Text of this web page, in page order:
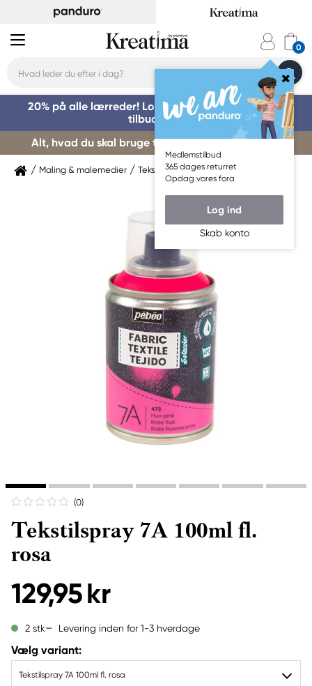
Medlemstilbud
365 dages returret
Opdag vores fora
Log ind
Skab konto
20% på alle lærreder! Log på for at benytte dig af
tilbuddet »
Alt, hvad du skal bruge til kursusstart – køb her »
Maling & malemedier Tekstilmaling Pebeo
(0)
Tekstilspray 7A 100ml fl.
rosa
129,95 kr
2 stk Levering inden for 1-3 hverdage
Vælg variant:
Tekstilspray 7A 100ml fl. rosa